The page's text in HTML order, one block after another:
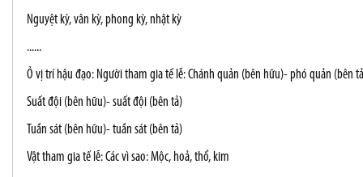
Nguyệt kỳ, vân kỳ, phong kỳ, nhật kỳ
......
Ỏ vị trí hậu đạo: Người tham gia tế lễ: Chánh quản (bên hữu)- phó quản (bên
Suất đội (bên hữu)- suất đội (bên tả)
Tuần sát (bên hữu)- tuần sát (bên tả)
Vật tham gia tế lễ: Các vì sao: Mộc, hoả, thổ, kim